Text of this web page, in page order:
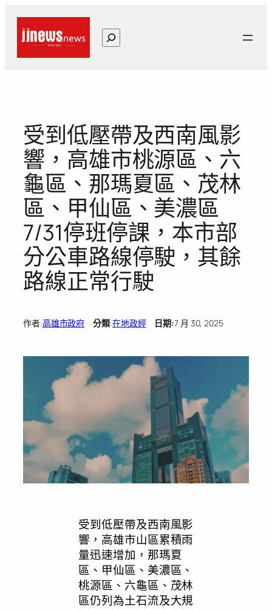
搜
尋
受到低壓帶及西南風影
響，高雄市桃源區、六
龜區、那瑪夏區、茂林
區、甲仙區、美濃區
7/31停班停課，本市部
分公車路線停駛，其餘
路線正常行駛
作者:高雄市政府 分類:在地政經日期:7 月 30, 2025
受到低壓帶及西南風影
響，高雄市山區累積雨
量迅速增加，那瑪夏
區、甲仙區、美濃區、
桃源區、六龜區、茂林
區仍列為土石流及大規